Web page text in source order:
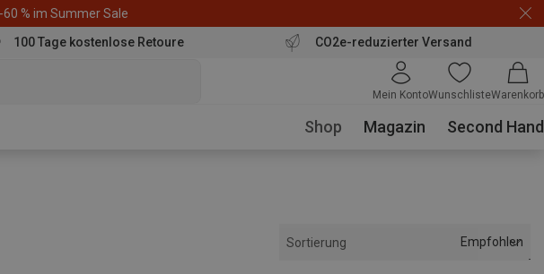
% im Summer Sale
100 Tage kostenlose Retoure CO2e-reduzierter Versand
Mein KontoWunschlisteWarenkorb
Shop Magazin Second Hand
Sortierung Empfohlen